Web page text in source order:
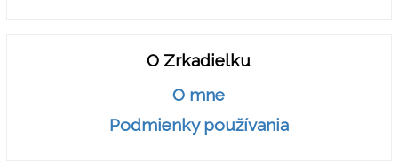
O Zrkadielku
O mne
Podmienky používania